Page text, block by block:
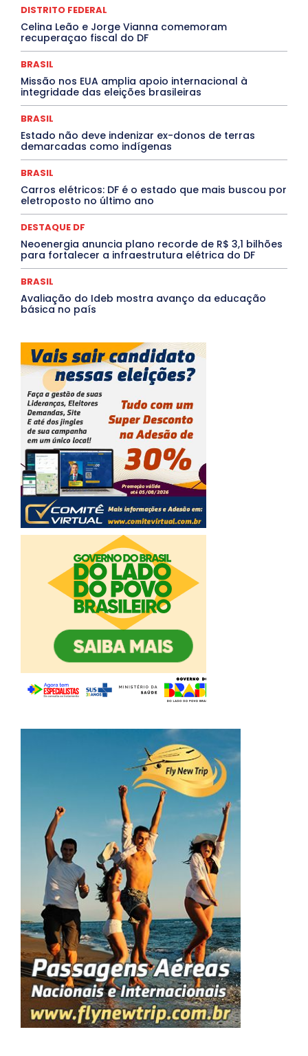
INTELIGÊNCIA ARTIFICIAL
INTERNACIONAL
Jogos Online
JUDICIÁRIO
MEIO AMBIENTE
Paraíba
Paraná Pernambuco Piauí
PROCESSO SELETIVO
QUALIFICAÇÃO PROFISSIONAL
RESIDÊNCIA
Santa Catarina
São Paulo SARAMPO
Saúde Agora
SEGURANÇA
TÁ FROID?
TEATRO TECNOLOGIA
TIC TAC
Mais
DISTRITO FEDERAL
Celina Leão e Jorge Vianna comemoram
recuperaçao fiscal do DF
BRASIL
Missão nos EUA amplia apoio internacional à
integridade das eleições brasileiras
BRASIL
Estado não deve indenizar ex-donos de terras
demarcadas como indígenas
BRASIL
Carros elétricos: DF é o estado que mais buscou por
eletroposto no último ano
DESTAQUE DF
Neoenergia anuncia plano recorde de R$ 3,1 bilhões
para fortalecer a infraestrutura elétrica do DF
BRASIL
Avaliação do Ideb mostra avanço da educação
básica no país